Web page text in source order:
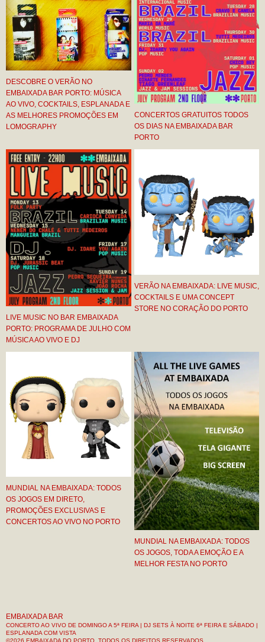
DESCOBRE O VERÃO NO
EMBAIXADA BAR PORTO: MÚSICA
AO VIVO, COCKTAILS, ESPLANADA E
AS MELHORES PROMOÇÕES EM
LOMOGRAPHY
CONCERTOS GRATUITOS TODOS
OS DIAS NA EMBAIXADA BAR
PORTO
LIVE MUSIC NO BAR EMBAIXADA
PORTO: PROGRAMA DE JULHO COM
MÚSICA AO VIVO E DJ
VERÃO NA EMBAIXADA: LIVE MUSIC,
COCKTAILS E UMA CONCEPT
STORE NO CORAÇÃO DO PORTO
MUNDIAL NA EMBAIXADA: TODOS
OS JOGOS EM DIRETO,
PROMOÇÕES EXCLUSIVAS E
CONCERTOS AO VIVO NO PORTO
MUNDIAL NA EMBAIXADA: TODOS
OS JOGOS, TODA A EMOÇÃO E A
MELHOR FESTA NO PORTO
EMBAIXADA BAR
CONCERTO AO VIVO DE DOMINGO A 5ª FEIRA | DJ SETS À NOITE 6ª FEIRA E SÁBADO |
ESPLANADA COM VISTA
©2026 EMBAIXADA DO PORTO, TODOS OS DIREITOS RESERVADOS